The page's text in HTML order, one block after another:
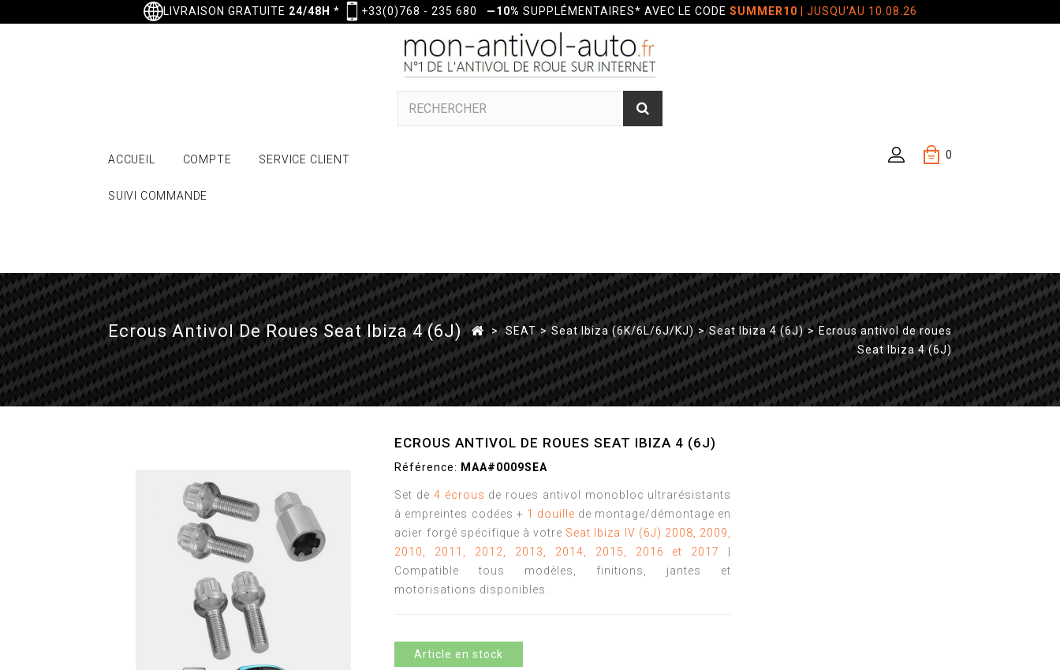
LIVRAISON GRATUITE 24/48H * +33(0)768 - 235 680 —10% SUPPLÉMENTAIRES* AVEC LE CODE SUMMER10 | JUSQU'AU 10.08.26
0
ACCUEIL COMPTE SERVICE CLIENT
SUIVI COMMANDE
Ecrous Antivol De Roues Seat Ibiza 4 (6J) > SEAT > Seat Ibiza (6K/6L/6J/KJ) > Seat Ibiza 4 (6J) > Ecrous antivol de roues
Seat Ibiza 4 (6J)
ECROUS ANTIVOL DE ROUES SEAT IBIZA 4 (6J)
Référence: MAA#0009SEA
Set de 4 écrous de roues antivol monobloc ultrarésistants
à empreintes codées + 1 douille de montage/démontage en
acier forgé spécifique à votre Seat Ibiza IV (6J) 2008, 2009,
2010, 2011, 2012, 2013, 2014, 2015, 2016 et 2017
Compatible tous modèles, finitions, jantes et
motorisations disponibles.
Article en stock